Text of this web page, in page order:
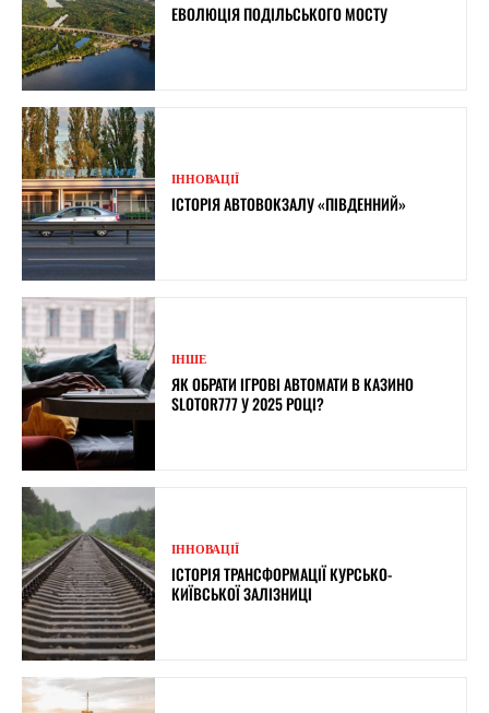
ЕВОЛЮЦІЯ ПОДІЛЬСЬКОГО МОСТУ
ІННОВАЦІЇ
ІСТОРІЯ АВТОВОКЗАЛУ «ПІВДЕННИЙ»
ІНШЕ
ЯК ОБРАТИ ІГРОВІ АВТОМАТИ В КАЗИНО
SLOTOR777 У 2025 РОЦІ?
ІННОВАЦІЇ
ІСТОРІЯ ТРАНСФОРМАЦІЇ КУРСЬКО-
КИЇВСЬКОЇ ЗАЛІЗНИЦІ